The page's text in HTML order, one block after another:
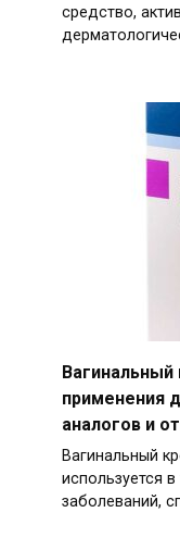
средство,
применения
аналогов и
Вагинальный
используется
заболеваний,